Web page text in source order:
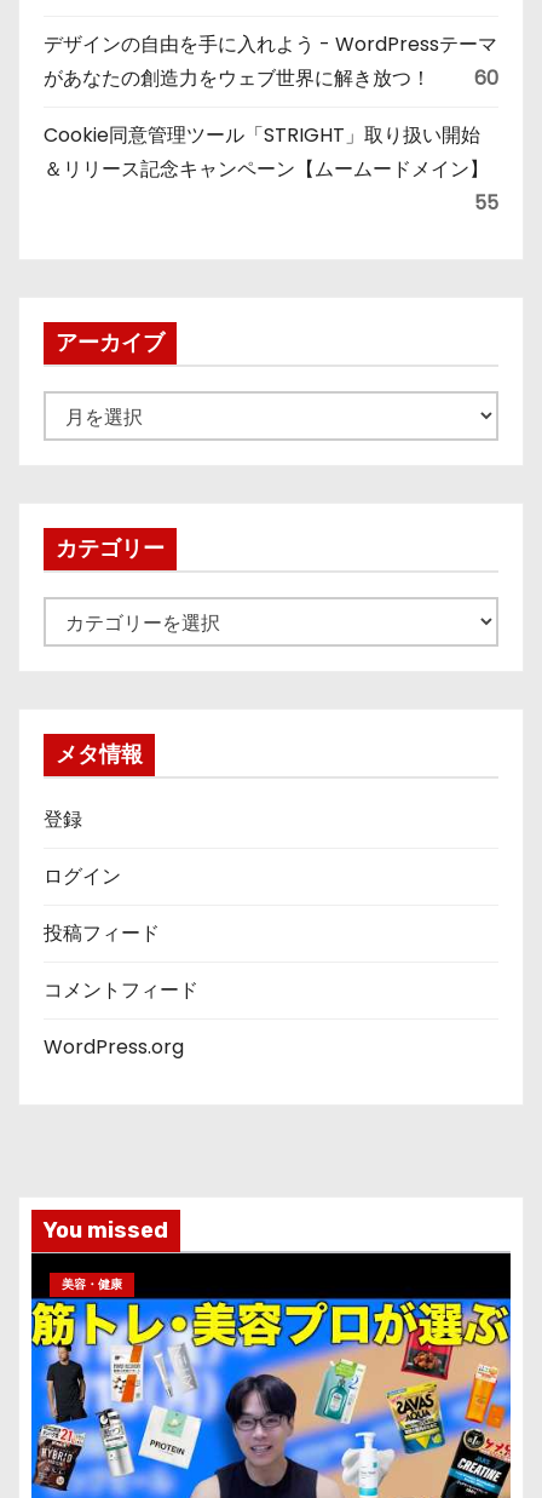
デザインの自由を手に入れよう - WordPressテーマ
があなたの創造力をウェブ世界に解き放つ！
60
Cookie同意管理ツール「STRIGHT」取り扱い開始
＆リリース記念キャンペーン【ムームードメイン】
55
アーカイブ
ー
ブカテゴリー
テ
メタ情報
登録
ログイン
投稿フィード
コメントフィード
WordPress.org
You missed
美容・健康